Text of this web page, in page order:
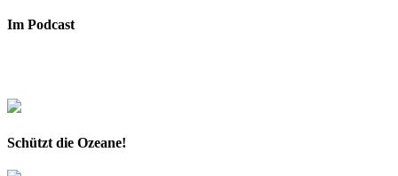
Im Podcast
Schützt die Ozeane!